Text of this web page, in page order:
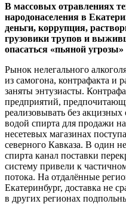
В массовых отравлениях
народонаселения в
деньги, коррупция,
грузовики трупов и
опасаться «пьяной
Рынок нелегального
из самогона, контрафакта и
заняты энтузиасты.
предприятий,
реализовывать без
водой спирта для продажи
несетевых магазинах
северного Кавказа. В один
спирта канал поставки
систему привели к
потока. На отдалённые
Екатеринбург, доставка не
в других регионах